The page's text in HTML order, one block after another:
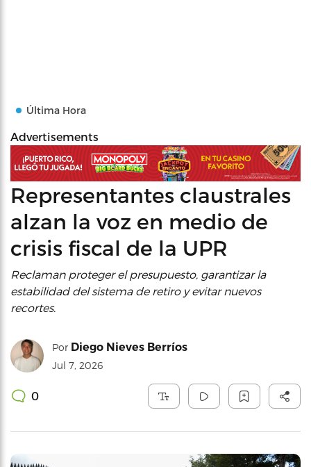
Última Hora
Advertisements
Representantes claustrales
alzan la voz en medio de
crisis fiscal de la UPR
Reclaman proteger el presupuesto, garantizar la
estabilidad del sistema de retiro y evitar nuevos
recortes.
Por Diego Nieves Berríos
Jul 7, 2026
0